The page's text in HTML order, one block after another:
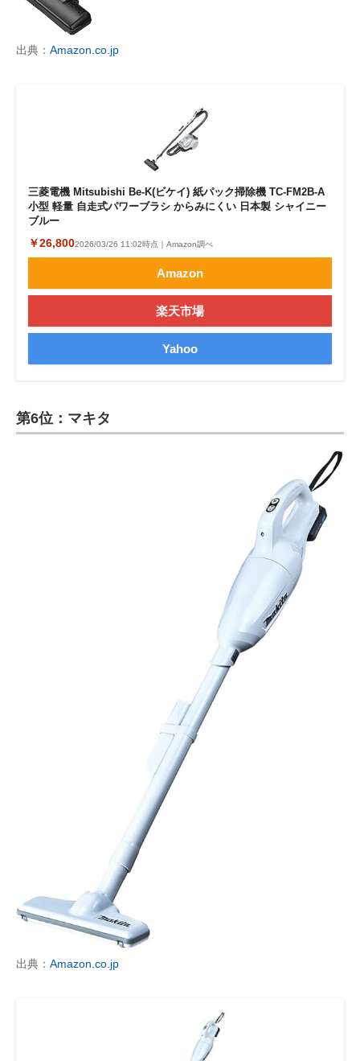
出典： Amazon.co.jp
三菱電機 Mitsubishi Be-K(ビケイ) 紙パック掃除機 TC-FM2B-A
小型 軽量 自走式パワーブラシ からみにくい 日本製 シャイニー
ブルー
￥26,8002026/03/26 11:02時点｜Amazon調べ
Amazon
楽天市場
Yahoo
第6位：マキタ
出典： Amazon.co.jp